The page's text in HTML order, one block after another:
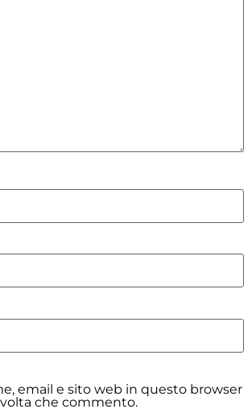
email e sito web in questo browser
che commento.